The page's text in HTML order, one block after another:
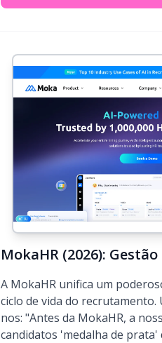
MokaHR (2026):
A MokaHR unifica um
ciclo de vida do
nos: "Antes da MokaHR, a
candidatos 'medalha de